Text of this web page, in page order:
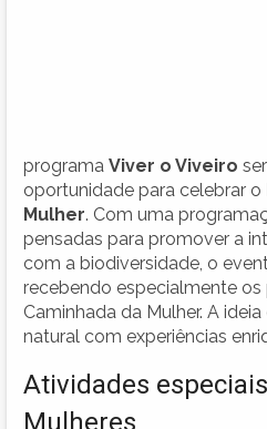
programa Viver o Viveiro
oportunidade para celebrar o
Mulher. Com uma
pensadas para promover a
com a biodiversidade, o
recebendo especialmente os
Caminhada da Mulher. A
natural com experiências
Atividades
Mulheres